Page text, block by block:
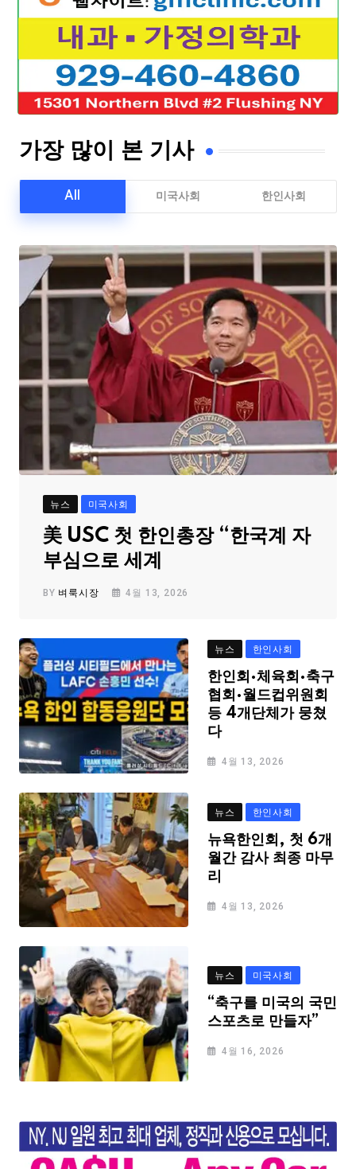
가장 많이 본 기사
All 미국사회 한인사회
뉴스 미국사회
美 USC 첫 한인총장 “한국계 자
부심으로 세계
BY 벼룩시장 4월 13, 2026
뉴스 한인사회
한인회·체육회·축구
협회·월드컵위원회
등 4개단체가 뭉쳤
다
4월 13, 2026
뉴스 한인사회
뉴욕한인회, 첫 6개
월간 감사 최종 마무
리
4월 13, 2026
뉴스 미국사회
“축구를 미국의 국민
스포츠로 만들자”
4월 16, 2026